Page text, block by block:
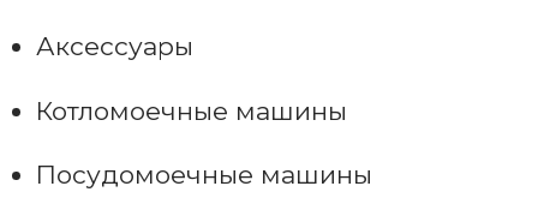
Аксессуары
Котломоечные машины
Посудомоечные машины